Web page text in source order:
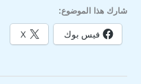
شارك هذا الموضوع:
فيس بوك X